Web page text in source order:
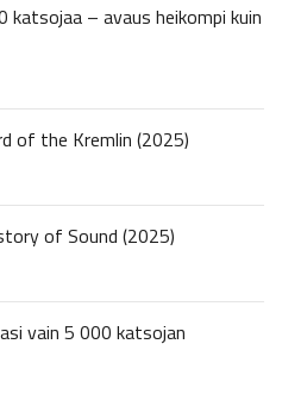
katsojaa – avaus heikompi kuin
of the Kremlin (2025)
of Sound (2025)
vain 5 000 katsojan